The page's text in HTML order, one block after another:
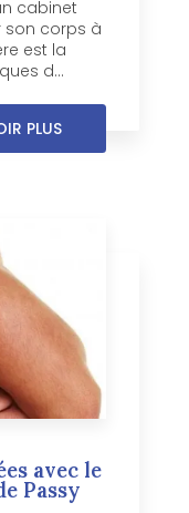
cabinet
son corps à
est la
d...
PLUS
avec le
Passy